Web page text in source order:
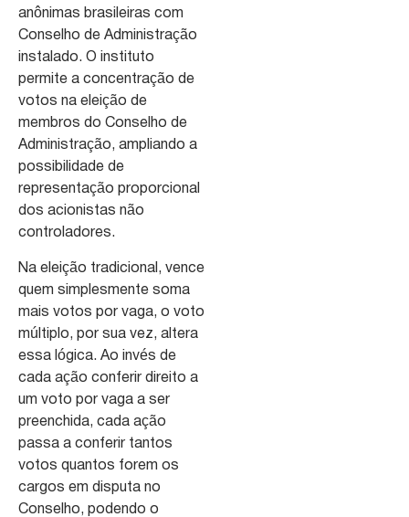
anônimas brasileiras com
Conselho de Administração
instalado. O instituto
permite a concentração de
votos na eleição de
membros do Conselho de
Administração, ampliando a
possibilidade de
representação proporcional
dos acionistas não
controladores.
Na eleição tradicional, vence
quem simplesmente soma
mais votos por vaga, o voto
múltiplo, por sua vez, altera
essa lógica. Ao invés de
cada ação conferir direito a
um voto por vaga a ser
preenchida, cada ação
passa a conferir tantos
votos quantos forem os
cargos em disputa no
Conselho, podendo o